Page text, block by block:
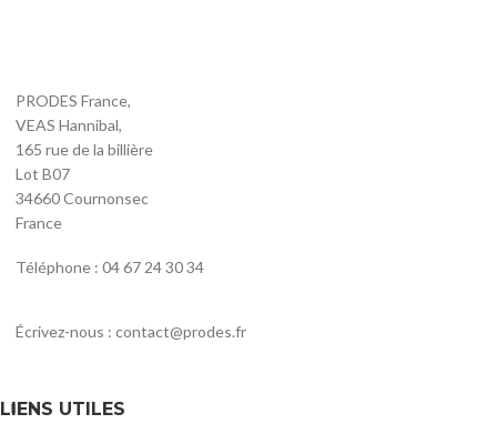
PRODES France,
VEAS Hannibal,
165 rue de la billière
Lot B07
34660 Cournonsec
France
Téléphone : 04 67 24 30 34
Écrivez-nous : contact@prodes.fr
LIENS UTILES